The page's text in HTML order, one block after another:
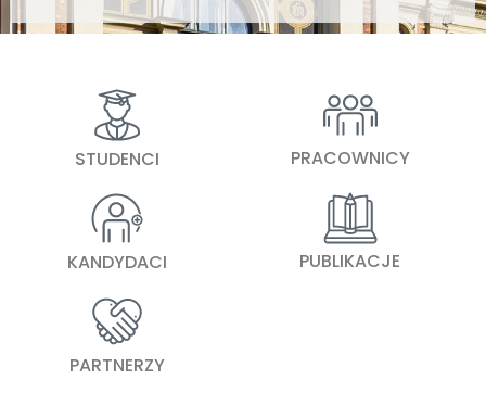
STUDENCI PRACOWNICY
KANDYDACI PUBLIKACJE
PARTNERZY